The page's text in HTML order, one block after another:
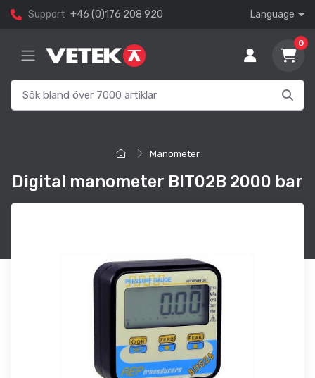
Support +46 (0)176 208 920 Language
0
Manometer
Digital manometer BIT02B 2000 bar